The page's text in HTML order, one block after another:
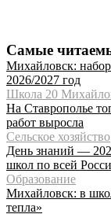
Самые
Михайловск:
2026/2027 год
Школа 20
На Ставрополье
работ выросла
Сельское хозяйство
День знаний —
школ по всей
Образование
Михайловск: в
тепла»